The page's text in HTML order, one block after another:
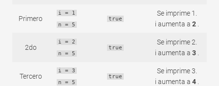
Primero
i = 1
n = 5
true
Se imprime 1.
i aumenta a 2.
2do
i = 2
n = 5
true
Se imprime 2.
i aumenta a 3.
Tercero
i = 3
n = 5
true
Se imprime 3.
i aumenta a 4.